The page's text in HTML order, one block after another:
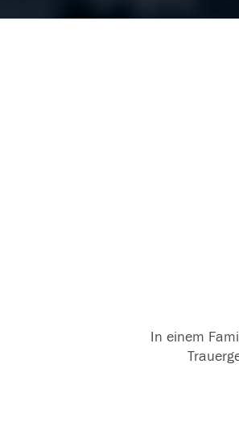
In einem